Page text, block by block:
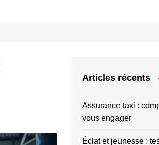
Articles récents
Assurance taxi :
vous engager
Éclat et jeunesse :